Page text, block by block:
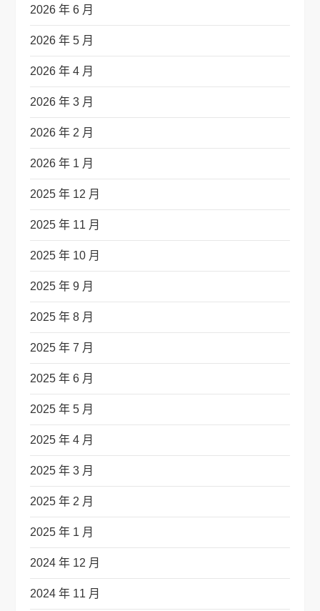
2026 年 6 月
2026 年 5 月
2026 年 4 月
2026 年 3 月
2026 年 2 月
2026 年 1 月
2025 年 12 月
2025 年 11 月
2025 年 10 月
2025 年 9 月
2025 年 8 月
2025 年 7 月
2025 年 6 月
2025 年 5 月
2025 年 4 月
2025 年 3 月
2025 年 2 月
2025 年 1 月
2024 年 12 月
2024 年 11 月